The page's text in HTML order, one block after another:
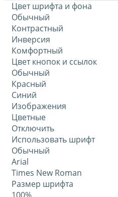
Цвет шрифта и фона
Обычный
Контрастный
Инверсия
Комфортный
Цвет кнопок и ссылок
Обычный
Красный
Синий
Изображения
Цветные
Отключить
Использовать шрифт
Обычный
Arial
Times New Roman
Размер шрифта